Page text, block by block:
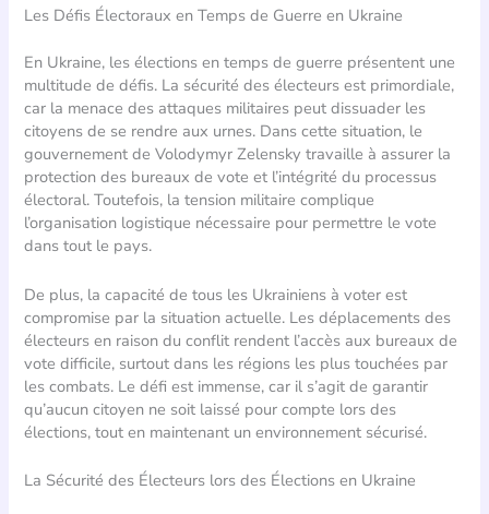
Les Défis Électoraux en Temps de Guerre en Ukraine
En Ukraine, les élections en temps de guerre présentent une
multitude de défis. La sécurité des électeurs est primordiale,
car la menace des attaques militaires peut dissuader les
citoyens de se rendre aux urnes. Dans cette situation, le
gouvernement de Volodymyr Zelensky travaille à assurer la
protection des bureaux de vote et l’intégrité du processus
électoral. Toutefois, la tension militaire complique
l’organisation logistique nécessaire pour permettre le vote
dans tout le pays.
De plus, la capacité de tous les Ukrainiens à voter est
compromise par la situation actuelle. Les déplacements des
électeurs en raison du conflit rendent l’accès aux bureaux de
vote difficile, surtout dans les régions les plus touchées par
les combats. Le défi est immense, car il s’agit de garantir
qu’aucun citoyen ne soit laissé pour compte lors des
élections, tout en maintenant un environnement sécurisé.
La Sécurité des Électeurs lors des Élections en Ukraine